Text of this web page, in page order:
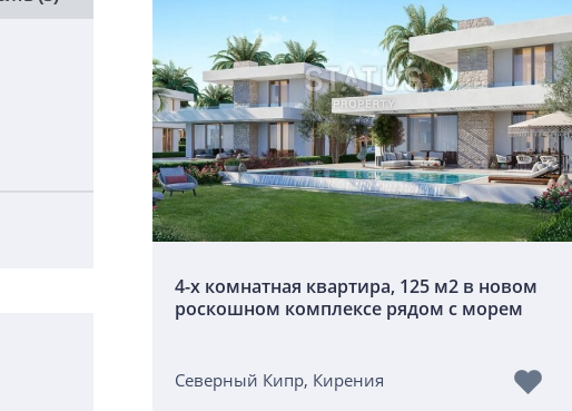
4-х комнатная квартира, 125 м2 в новом
роскошном комплексе рядом с морем
Северный Кипр, Кирения